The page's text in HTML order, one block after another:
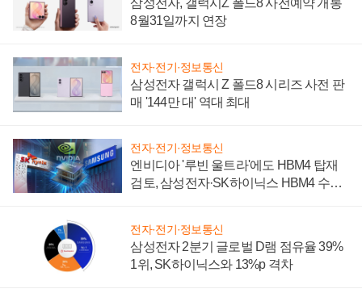
삼성전자, 갤럭시Z 폴드8 사전예약 개통
8월31일까지 연장
전자·전기·정보통신
삼성전자 갤럭시 Z 폴드8 시리즈 사전 판
매 '144만 대' 역대 최대
전자·전기·정보통신
엔비디아 '루빈 울트라'에도 HBM4 탑재
검토, 삼성전자·SK하이닉스 HBM4 수율
전자·전기·정보통신
삼성전자 2분기 글로벌 D램 점유율 39%
1위, SK하이닉스와 13%p 격차